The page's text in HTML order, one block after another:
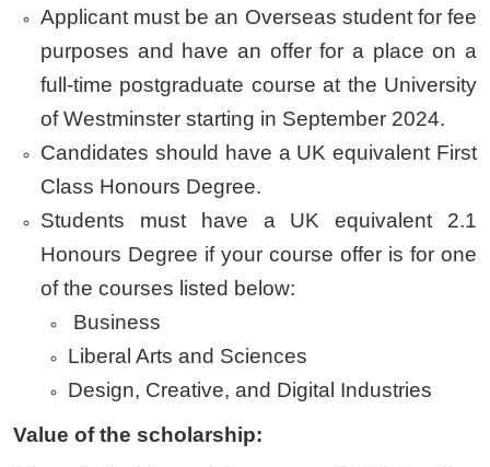
Applicant must be an Overseas student for fee
purposes and have an offer for a place on a
full-time postgraduate course at the University
of Westminster starting in September 2024.
Candidates should have a UK equivalent First
Class Honours Degree.
Students must have a UK equivalent 2.1
Honours Degree if your course offer is for one
of the courses listed below:
Business
Liberal Arts and Sciences
Design, Creative, and Digital Industries
Value of the scholarship: